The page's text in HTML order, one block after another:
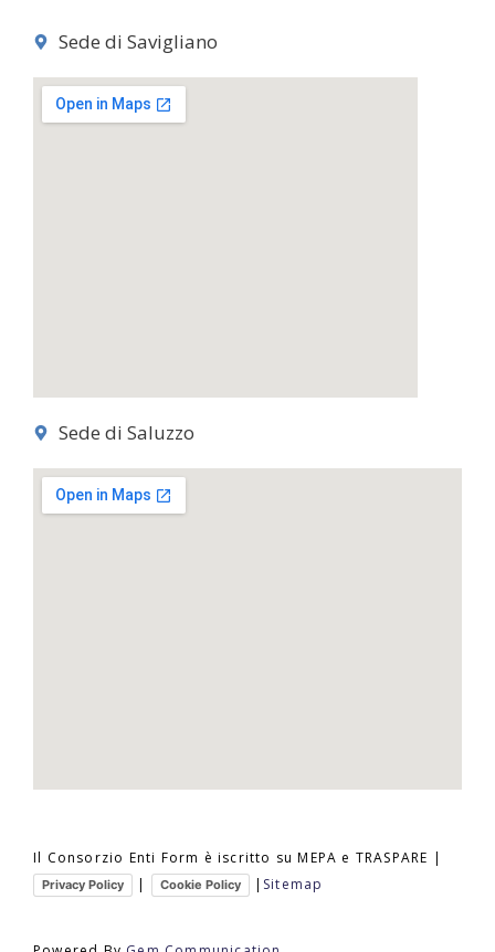
Sede di Savigliano
Sede di Saluzzo
Il Consorzio Enti Form è iscritto su MEPA e TRASPARE |
Privacy Policy | Cookie Policy | Sitemap